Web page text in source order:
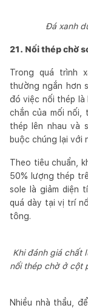
Đá xanh
21. Nối thép chờ
Trong quá trình
thường ngắn hơn
đó việc nối thép là
chắn của mối nối,
thép lên nhau và
buộc chúng lại với
Theo tiêu chuẩn,
50% lượng thép
sole là giảm diện
quá dày tại vị trí
tông.
Khi đánh giá chất
nối thép chờ ở cột
Nhiều nhà thầu,